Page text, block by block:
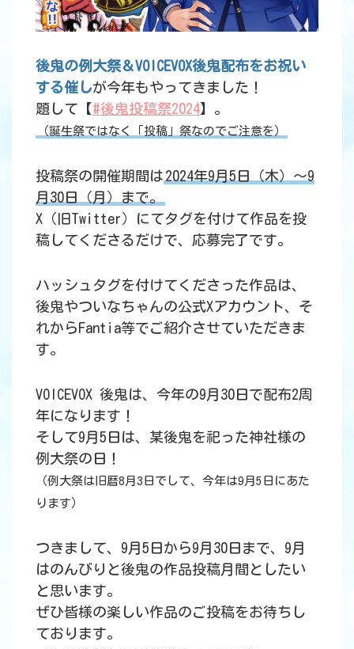
後鬼の例大祭＆VOICEVOX後鬼配布をお祝い
する催しが今年もやってきました！
題して【#後鬼投稿祭2024】。
（誕生祭ではなく「投稿」祭なのでご注意を）
投稿祭の開催期間は 2024年9月5日（木）～9
月30日（月）まで。
X（旧Twitter）にてタグを付けて作品を投
稿してくださるだけで、応募完了です。
ハッシュタグを付けてくださった作品は、
後鬼やついなちゃんの公式Xアカウント、そ
れからFantia等でご紹介させていただきま
す。
VOICEVOX 後鬼は、今年の9月30日で配布2周
年になります！
そして9月5日は、某後鬼を祀った神社様の
例大祭の日！
（例大祭は旧暦8月3日でして、今年は9月5日にあた
ります）
つきまして、9月5日から9月30日まで、9月
はのんびりと後鬼の作品投稿月間としたい
と思います。
ぜひ皆様の楽しい作品のご投稿をお待ちし
ております。